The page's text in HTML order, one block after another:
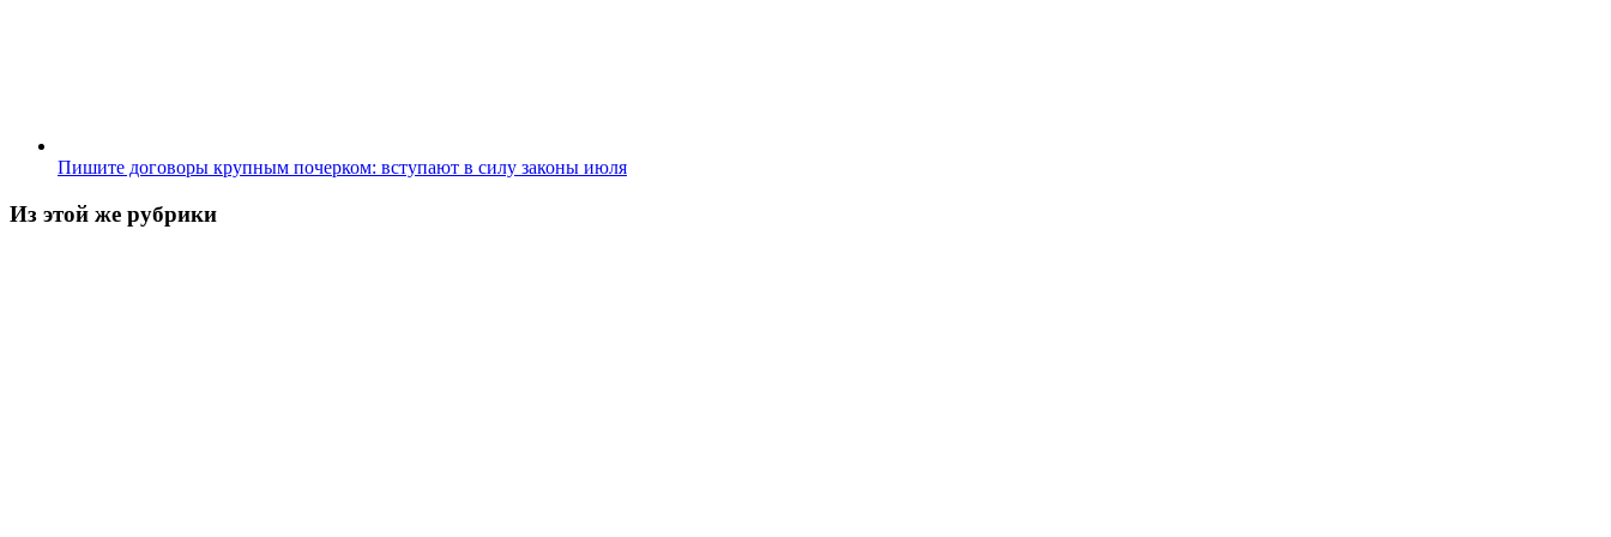
Пишите договоры крупным почерком: вступают в силу законы июля
Из этой же рубрики